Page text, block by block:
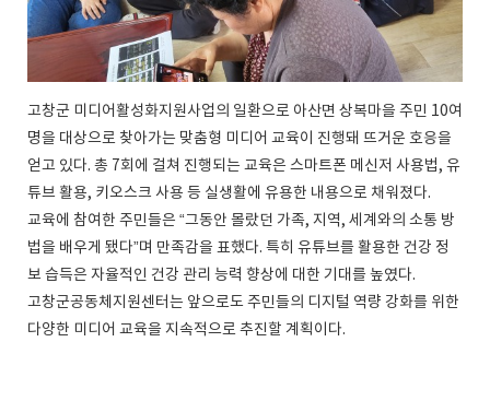
고창군 미디어활성화지원사업의 일환으로 아산면 상복마을 주민 10여
명을 대상으로 찾아가는 맞춤형 미디어 교육이 진행돼 뜨거운 호응을
얻고 있다. 총 7회에 걸쳐 진행되는 교육은 스마트폰 메신저 사용법, 유
튜브 활용, 키오스크 사용 등 실생활에 유용한 내용으로 채워졌다.
교육에 참여한 주민들은 “그동안 몰랐던 가족, 지역, 세계와의 소통 방
법을 배우게 됐다”며 만족감을 표했다. 특히 유튜브를 활용한 건강 정
보 습득은 자율적인 건강 관리 능력 향상에 대한 기대를 높였다.
고창군공동체지원센터는 앞으로도 주민들의 디지털 역량 강화를 위한
다양한 미디어 교육을 지속적으로 추진할 계획이다.